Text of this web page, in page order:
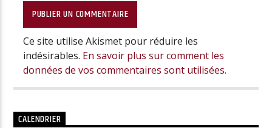
Ce site utilise Akismet pour réduire les
indésirables. En savoir plus sur comment les
données de vos commentaires sont utilisées.
CALENDRIER